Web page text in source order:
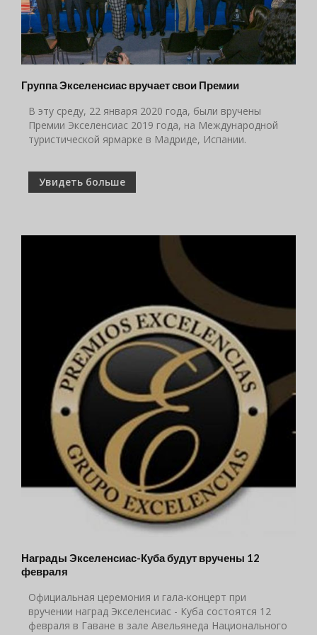
Группа Экселенсиас вручает свои Премии
В эту среду, 22 января 2020 года, были вручены
Премии Экселенсиас 2019 года, на Международной
туристической ярмарке в Мадриде, Испании.
Увидеть больше
Награды Экселенсиас-Куба будут вручены 12
февраля
Официальная церемония и гала-концерт при
вручении наград Экселенсиас - Куба состоятся 12
февраля в Гаване в зале Авельянеда Национального